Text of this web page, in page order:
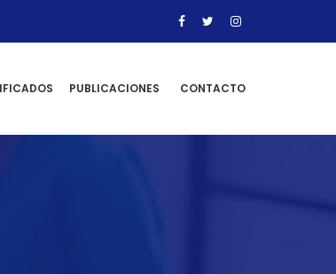
PUBLICACIONES CONTACTO